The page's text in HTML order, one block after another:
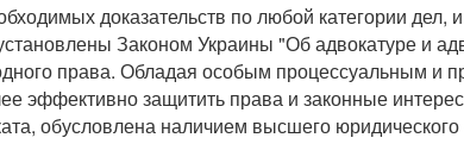
доказательств по любой категории
Законом Украины "Об адвокатуре и
права. Обладая особым процессуальным и
защитить права и законные
обусловлена наличием высшего